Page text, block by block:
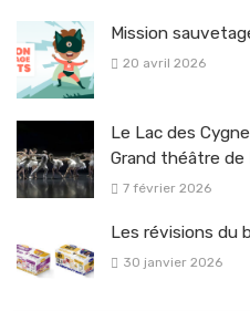
Mission
20 avril 2026
Le Lac des
Grand théâtre de
7 février 2026
Les révisions du
30 janvier 2026